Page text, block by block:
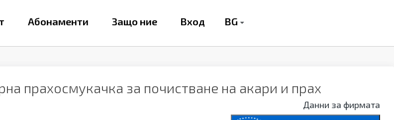
Абонаменти Защо ние Вход BG
прахосмукачка за почистване на акари и прах
Данни за фирмата